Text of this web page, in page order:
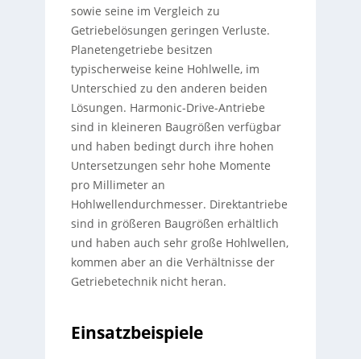
sowie seine im Vergleich zu
Getriebelösungen geringen Verluste.
Planetengetriebe besitzen
typischerweise keine Hohlwelle, im
Unterschied zu den anderen beiden
Lösungen. Harmonic-Drive-Antriebe
sind in kleineren Baugrößen verfügbar
und haben bedingt durch ihre hohen
Untersetzungen sehr hohe Momente
pro Millimeter an
Hohlwellendurchmesser. Direktantriebe
sind in größeren Baugrößen erhältlich
und haben auch sehr große Hohlwellen,
kommen aber an die Verhältnisse der
Getriebetechnik nicht heran.
Einsatzbeispiele